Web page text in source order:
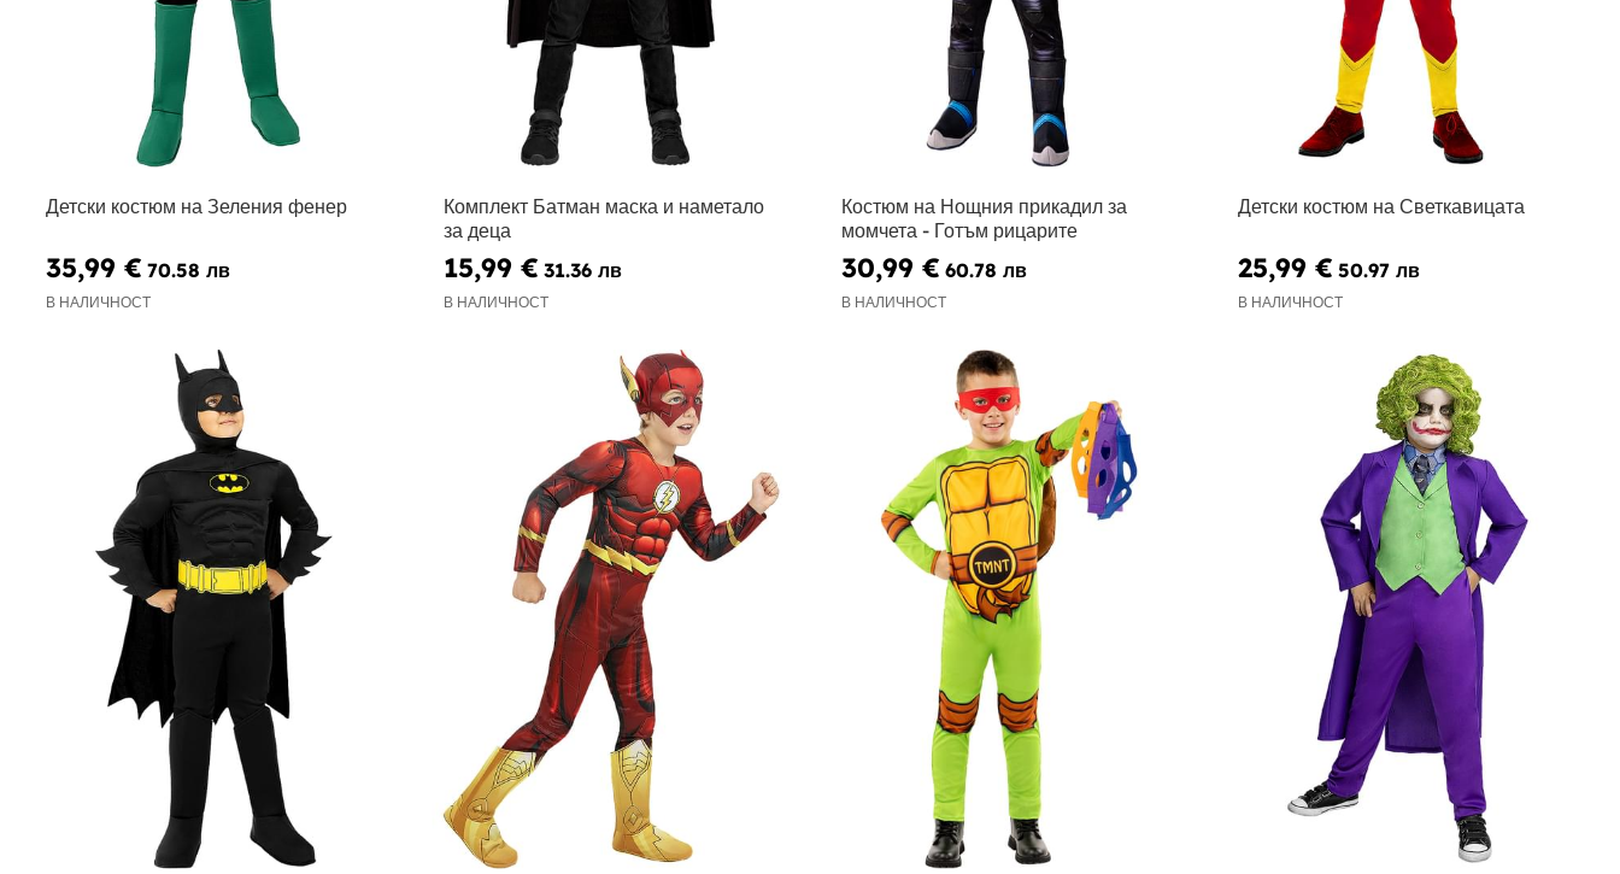
Детски костюм на Зеления фенер
35,99 € 70.58 лв
В НАЛИЧНОСТ
Комплект Батман маска и наметало
за деца
15,99 € 31.36 лв
В НАЛИЧНОСТ
Костюм на Нощния прикадил за
момчета - Готъм рицарите
30,99 € 60.78 лв
В НАЛИЧНОСТ
Детски костюм на Светкавицата
25,99 € 50.97 лв
В НАЛИЧНОСТ